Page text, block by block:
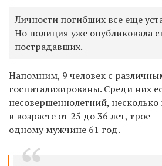
Личности погибших все еще
Но полиция уже опубликовала
пострадавших.
Напомним, 9 человек с
госпитализированы. Среди них
несовершеннолетний,
в возрасте от 25 до 36 лет, трое
одному мужчине 61 год.